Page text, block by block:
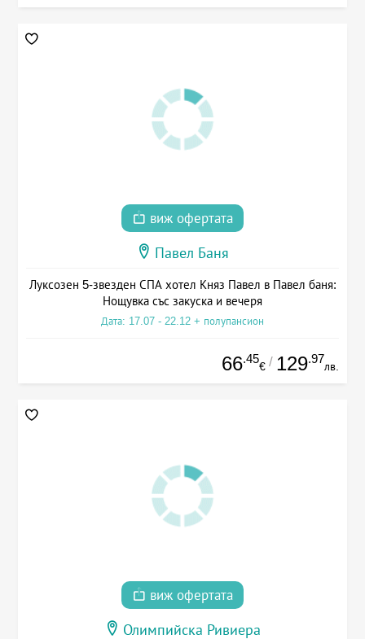
виж офертата
Павел Баня
Луксозен 5-звезден СПА хотел Княз Павел в Павел баня:
Нощувка със закуска и вечеря
Дата: 17.07 - 22.12 + полупансион
66.45
€ / 129.97
лв.
виж офертата
Олимпийска Ривиера